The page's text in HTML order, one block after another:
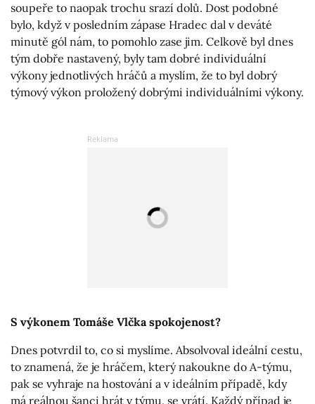
soupeře to naopak trochu srazí dolů. Dost podobné
bylo, když v posledním zápase Hradec dal v deváté
minutě gól nám, to pomohlo zase jim. Celkově byl dnes
tým dobře nastavený, byly tam dobré individuální
výkony jednotlivých hráčů a myslím, že to byl dobrý
týmový výkon proložený dobrými individuálními výkony.
S výkonem Tomáše Vlčka spokojenost?
Dnes potvrdil to, co si myslíme. Absolvoval ideální cestu,
to znamená, že je hráčem, který nakoukne do A-týmu,
pak se vyhraje na hostování a v ideálním případě, kdy
má reálnou šanci hrát v týmu, se vrátí. Každý případ je